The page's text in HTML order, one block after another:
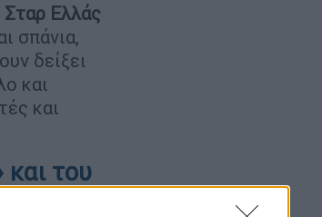
Ελλάς
σπάνια,
δείξει
και
και
του